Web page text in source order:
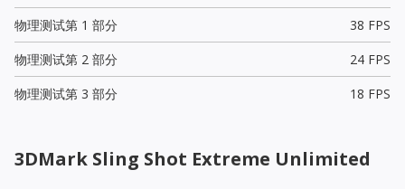
物理测试第 1 部分
38 FPS
物理测试第 2 部分
24 FPS
物理测试第 3 部分
18 FPS
3DMark Sling Shot Extreme Unlimited